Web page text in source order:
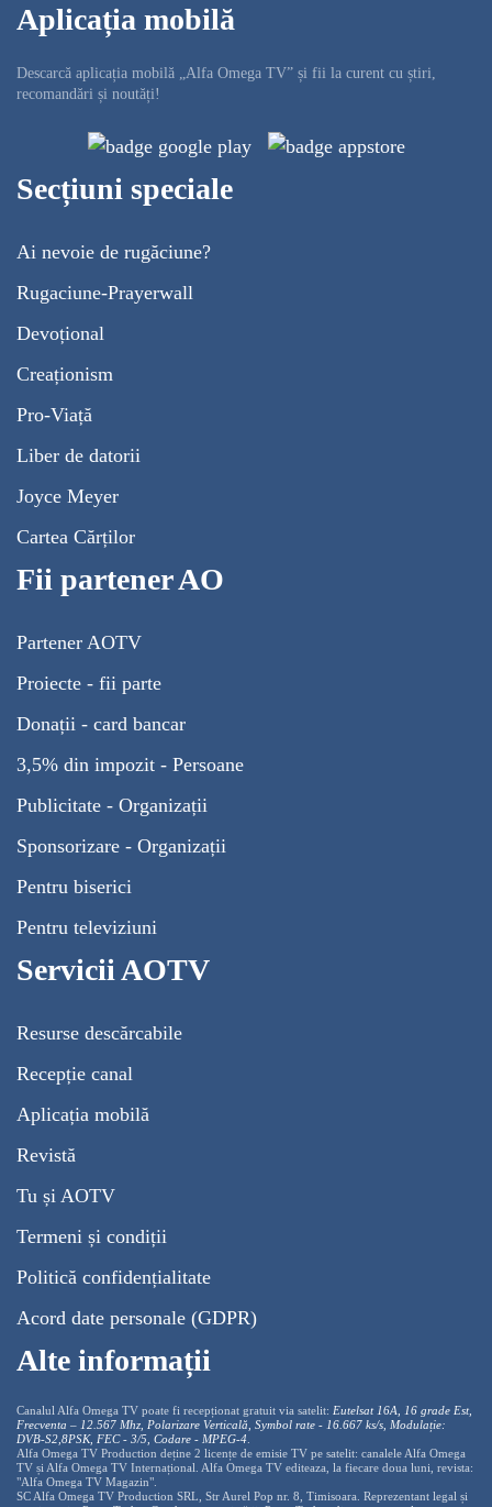
Aplicația mobilă
Descarcă aplicația mobilă „Alfa Omega TV” și fii la curent cu știri,
recomandări și noutăți!
Secțiuni speciale
Ai nevoie de rugăciune?
Rugaciune-Prayerwall
Devoțional
Creaționism
Pro-Viață
Liber de datorii
Joyce Meyer
Cartea Cărților
Fii partener AO
Partener AOTV
Proiecte - fii parte
Donații - card bancar
3,5% din impozit - Persoane
Publicitate - Organizații
Sponsorizare - Organizații
Pentru biserici
Pentru televiziuni
Servicii AOTV
Resurse descărcabile
Recepție canal
Aplicația mobilă
Revistă
Tu și AOTV
Termeni și condiții
Politică confidențialitate
Acord date personale (GDPR)
Alte informații
Canalul Alfa Omega TV poate fi recepționat gratuit via satelit: Eutelsat 16A, 16 grade Est,
Frecventa – 12.567 Mhz, Polarizare Verticală, Symbol rate - 16.667 ks/s, Modulație:
DVB-S2,8PSK, FEC - 3/5, Codare - MPEG-4
Alfa Omega TV Production deține 2 licențe de emisie TV pe satelit: canalele Alfa Omega
TV și Alfa Omega TV Internațional. Alfa Omega TV editeaza, la fiecare doua luni, revista:
"Alfa Omega TV Magazin".
SC Alfa Omega TV Production SRL, Str Aurel Pop nr. 8, Timisoara. Reprezentant legal și